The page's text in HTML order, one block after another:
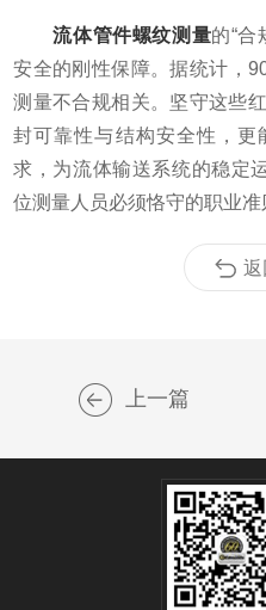
流体管件螺纹测量的“合
安全的刚性保障。据统计，
测量不合规相关。坚守这些
封可靠性与结构安全性，更
求，为流体输送系统的稳定
位测量人员必须恪守的职业准
返
上一篇